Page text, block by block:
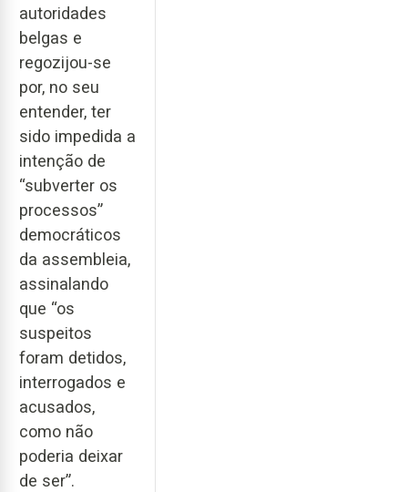
autoridades
belgas e
regozijou-se
por, no seu
entender, ter
sido impedida a
intenção de
“subverter os
processos”
democráticos
da assembleia,
assinalando
que “os
suspeitos
foram detidos,
interrogados e
acusados,
como não
poderia deixar
de ser”.